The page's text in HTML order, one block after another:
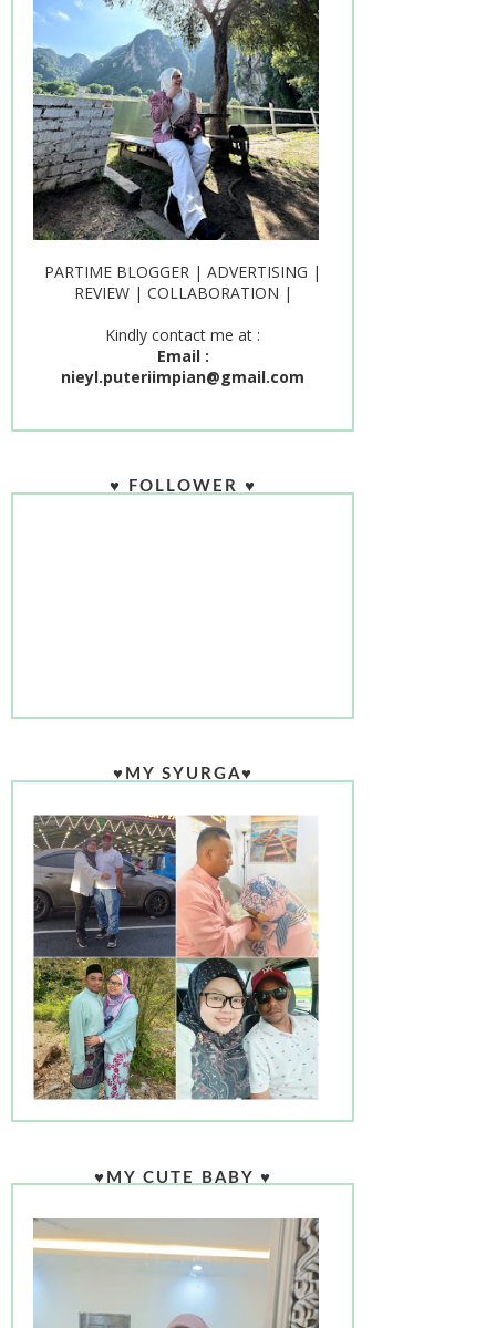
PARTIME BLOGGER | ADVERTISING |
REVIEW | COLLABORATION |
Kindly contact me at :
Email :
nieyl.puteriimpian@gmail.com
♥ FOLLOWER ♥
♥MY SYURGA♥
♥MY CUTE BABY ♥